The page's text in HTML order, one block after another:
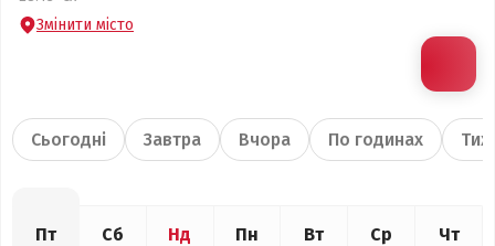
Змінити місто
Сьогодні Завтра Вчора По годинах
Пт Сб Нд Пн Вт Ср Чт